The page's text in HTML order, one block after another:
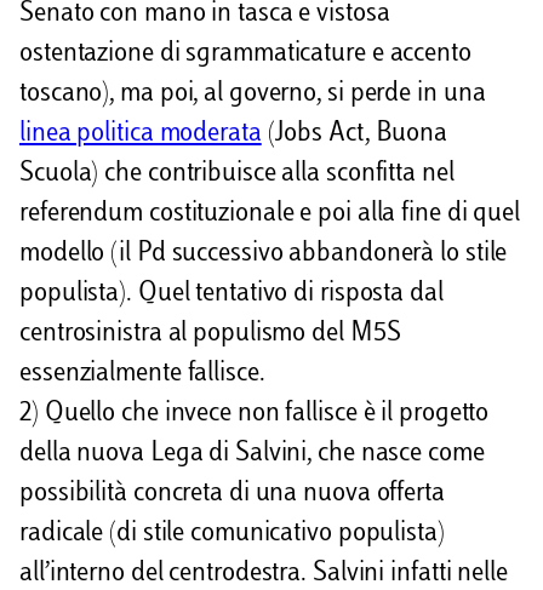
Senato con mano in tasca e vistosa
ostentazione di sgrammaticature e accento
toscano), ma poi, al governo, si perde in una
linea politica moderata (Jobs Act, Buona
Scuola) che contribuisce alla sconfitta nel
referendum costituzionale e poi alla fine di quel
modello (il Pd successivo abbandonerà lo stile
populista). Quel tentativo di risposta dal
centrosinistra al populismo del M5S
essenzialmente fallisce.
2) Quello che invece non fallisce è il progetto
della nuova Lega di Salvini, che nasce come
possibilità concreta di una nuova offerta
radicale (di stile comunicativo populista)
all’interno del centrodestra. Salvini infatti nelle